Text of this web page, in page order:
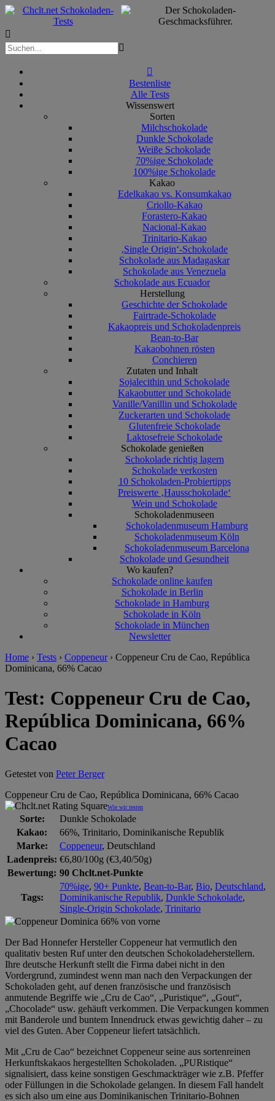



Bestenliste
Alle Tests
Wissenswert
Sorten
Milchschokolade
Dunkle Schokolade
Weiße Schokolade
70%ige Schokolade
100%ige Schokolade
Kakao
Edelkakao vs. Konsumkakao
Criollo-Kakao
Forastero-Kakao
Nacional-Kakao
Trinitario-Kakao
‚Single Origin‘-Schokolade
Schokolade aus Madagaskar
Schokolade aus Venezuela
Schokolade aus Ecuador
Herstellung
Geschichte der Schokolade
Fairtrade-Schokolade
Kakaopreis und Schokoladenpreis
Bean-to-Bar
Kakaobohnen rösten
Conchieren
Zutaten und Inhalt
Sojalecithin und Schokolade
Kakaobutter und Schokolade
Vanille/Vanillin und Schokolade
Zuckerarten und Schokolade
Glutenfreie Schokolade
Laktosefreie Schokolade
Schokolade genießen
Schokolade richtig lagern
Schokolade verkosten
10 Schokoladen-Probiertipps
Preiswerte ‚Hausschokolade‘
Wein und Schokolade
Schokoladenmuseen
Schokoladenmuseum Hamburg
Schokoladenmuseum Köln
Schokoladenmuseum Barcelona
Schokolade und Gesundheit
Wo kaufen?
Schokolade online kaufen
Schokolade in Berlin
Schokolade in Hamburg
Schokolade in Köln
Schokolade in München
Newsletter
Home › Tests › Coppeneur › Coppeneur Cru de Cao, República
Dominicana, 66% Cacao
Test: Coppeneur Cru de Cao,
República Dominicana, 66%
Cacao
Getestet von Peter Berger
Coppeneur Cru de Cao, República Dominicana, 66% Cacao
Wie wir testen
Sorte:
Dunkle Schokolade
Kakao:
66%, Trinitario, Dominikanische Republik
Marke:
Coppeneur, Deutschland
Ladenpreis: €6,80/100g (€3,40/50g)
Bewertung: 90 Chclt.net-Punkte
Tags:
70%ige, 90+ Punkte, Bean-to-Bar, Bio, Deutschland,
Dominikanische Republik, Dunkle Schokolade,
Single-Origin Schokolade, Trinitario
Der Bad Honnefer Hersteller Coppeneur hat vermutlich den
qualitativ besten Ruf unter den deutschen Schokoladeherstellern.
Ihre deutsche Herkunft stellt die Firma dabei nicht in den
Vordergrund, zumindest wenn man nach den Verpackungen der
Schokoladen geht, auf denen französische und französisch
anmutende Begriffe wie „Cru de Cao“, „Puristique“, „Gout“,
„Chocolade“ usw. gehäuft verkommen. Die Verpackungen kommen
mit Banderole und buntem Innendruck etwas gewichtig daher – zu
viel des Guten. Aber Coppeneur liefert tatsächlich.
Mit „Cru de Cao“ bezeichnet Coppeneur seine aus sortenreinen
Herkunftskakaos hergestellten Schokoladen. „PURistique“
signalisiert, dass keine sonstigen Geschmackträger wie z.B. Pfeffer
oder Füllungen in die Schokolade gelangen. In diesem Fall handelt
es sich also um eine aus Dominikanischen Trinitario-Bohnen